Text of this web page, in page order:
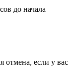
до начала
отмена, если у вас